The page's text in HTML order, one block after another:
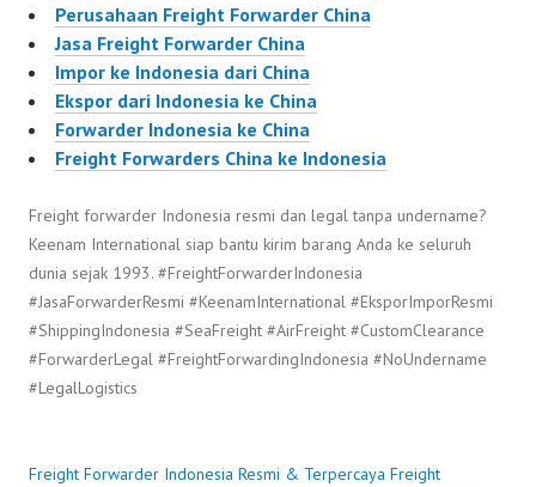
Perusahaan Freight Forwarder China
Jasa Freight Forwarder China
Impor ke Indonesia dari China
Ekspor dari Indonesia ke China
Forwarder Indonesia ke China
Freight Forwarders China ke Indonesia
Freight forwarder Indonesia resmi dan legal tanpa undername?
Keenam International siap bantu kirim barang Anda ke seluruh
dunia sejak 1993. #FreightForwarderIndonesia
#JasaForwarderResmi #KeenamInternational #EksporImporResmi
#ShippingIndonesia #SeaFreight #AirFreight #CustomClearance
#ForwarderLegal #FreightForwardingIndonesia #NoUndername
#LegalLogistics
Freight Forwarder Indonesia Resmi & Terpercaya Freight